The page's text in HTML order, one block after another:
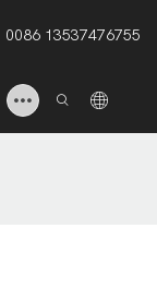
0086 13537476755